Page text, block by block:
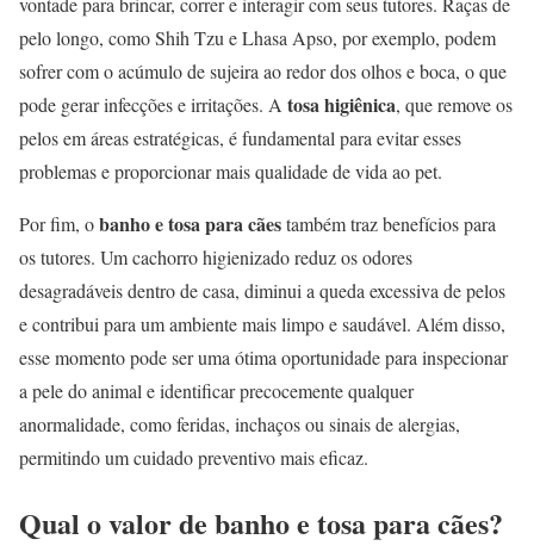
pelo longo, como Shih Tzu e Lhasa Apso, por exemplo, podem
sofrer com o acúmulo de sujeira ao redor dos olhos e boca, o que
pode gerar infecções e irritações. A tosa higiênica, que remove os
pelos em áreas estratégicas, é fundamental para evitar esses
problemas e proporcionar mais qualidade de vida ao pet.
Por fim, obanho e tosa para cãestambém traz benefícios para
os tutores. Um cachorro higienizado reduz os odores
desagradáveis dentro de casa, diminui a queda excessiva de pelos
e contribui para um ambiente mais limpo e saudável. Além disso,
esse momento pode ser uma ótima oportunidade para inspecionar
a pele do animal e identificar precocemente qualquer
anormalidade, como feridas, inchaços ou sinais de alergias,
permitindo um cuidado preventivo mais eficaz.
Qual o valor de banho e tosa para cães?